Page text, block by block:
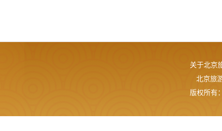
关于北京
北京旅
版权所有